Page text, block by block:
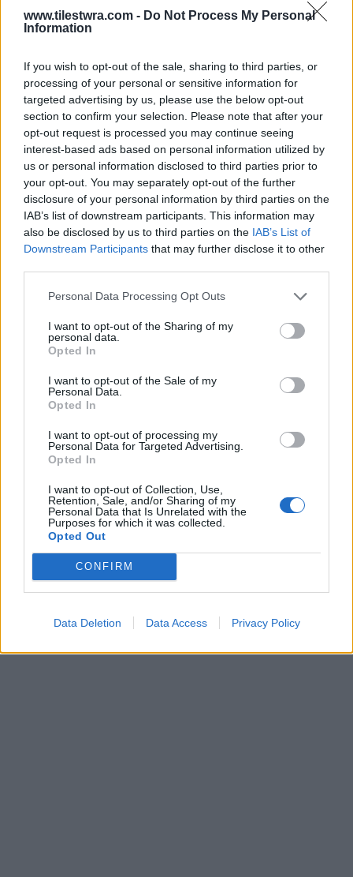
www.tilestwra.com - Do Not Process My Personal
Information
If you wish to opt-out of the sale, sharing to third parties, or
processing of your personal or sensitive information for
targeted advertising by us, please use the below opt-out
section to confirm your selection. Please note that after your
opt-out request is processed you may continue seeing
interest-based ads based on personal information utilized by
us or personal information disclosed to third parties prior to
your opt-out. You may separately opt-out of the further
disclosure of your personal information by third parties on the
IAB’s list of downstream participants. This information may
also be disclosed by us to third parties on the IAB’s List of
Downstream Participants that may further disclose it to other
Personal Data Processing Opt Outs
I want to opt-out of the Sharing of my
personal data.
Opted In
I want to opt-out of the Sale of my
Personal Data.
Opted In
I want to opt-out of processing my
Personal Data for Targeted Advertising.
Opted In
I want to opt-out of Collection, Use,
Retention, Sale, and/or Sharing of my
Personal Data that Is Unrelated with the
Purposes for which it was collected.
Opted Out
CONFIRM
Data Deletion Data Access Privacy Policy
σε σοβαρή κατάσταση
Δύσκολες φαίνεται πως είναι οι τελευταίες
ώρες για τη Γωγώ Μαστροκώστα, με
ανθρώπους από το στενό της περιβάλλον να
κάνουν λόγο για μια αρκετά σοβαρή κατάσταση
υγείας. Η γνωστή γυμνάστρια και
επιχειρηματίας δίνει ακόμη μία δύσκολη μάχη,
ενώ στο πλευρό της βρίσκονται διαρκώς οι πιο
κοντινοί της άνθρωποι.
Από την πρώτη στιγμή δίπλα της βρίσκεται ο
σύζυγός της, Τραϊανός Δέλλας, ο οποίος δεν
της, στηρίζοντάς τη σε αυτή τη νέα δοκιμασία.
Στο πλευρό της βρίσκεται συνεχώς και η κόρη
τους, Βικτώρια, με την οικογένεια να
παραμένει ενωμένη και προστατευτική γύρω